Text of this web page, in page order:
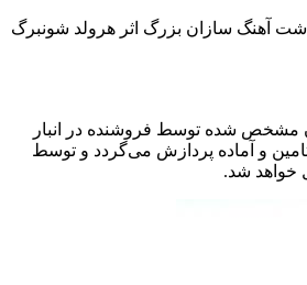
آهنگ سازان بزرگ اثر هرولد شونبرگ
مشخص شده توسط فروشنده در انبار
و آماده پردازش می‌گردد و توسط
خواهد شد.